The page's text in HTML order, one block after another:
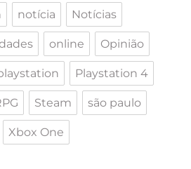
notícia Notícias
online Opinião
Playstation 4
Steam são paulo
Xbox One